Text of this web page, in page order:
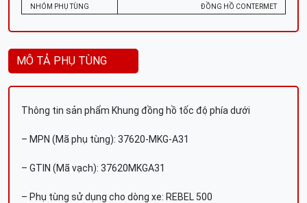
NHÓM PHỤ TÙNG
ĐỒNG HỒ CONTERMET
MÔ TẢ PHỤ TÙNG
Thông tin sản phẩm Khung đồng hồ tốc độ phía dưới
– MPN (Mã phụ tùng): 37620-MKG-A31
– GTIN (Mã vạch): 37620MKGA31
– Phụ tùng sử dụng cho dòng xe: REBEL 500